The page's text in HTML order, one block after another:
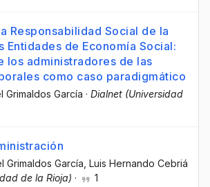
Responsabilidad Social de la
Entidades de Economía Social:
los administradores de las
como caso paradigmático
Grimaldos García · Dialnet (Universidad
Grimaldos García , Luis Hernando Cebriá
de la Rioja) · 1